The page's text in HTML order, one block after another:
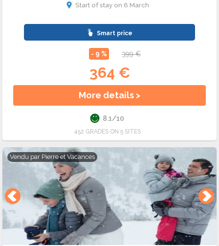
Start of stay on 6 March
Smart price
- 9 % 399 €
364 €
More details >
8.1/10
452 GRADES ON 5 SITES
Vendu par Pierre et Vacances